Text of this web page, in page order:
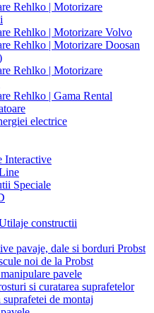
Rehlko | Motorizare
Rehlko | Motorizare Volvo
Rehlko | Motorizare Doosan
Rehlko | Motorizare
Rehlko | Gama Rental
electrice
Interactive
Speciale
constructii
pavaje, dale si borduri Probst
noi de la Probst
pavele
si curatarea suprafetelor
suprafetei de montaj